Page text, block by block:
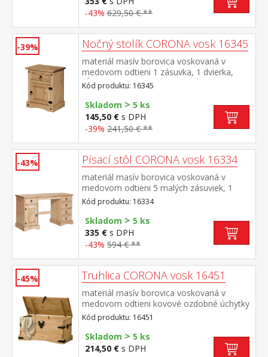
-43% 629,50 € **
-39% Nočný stolík CORONA vosk 16345
materiál masív borovica voskovaná v
medovom odtieni 1 zásuvka, 1 dvierka,
hĺbka zásuvky 30 cm, kovové ozdobné
úchytky možnosť montáže pántov na ľavú
aj pravú stranu súčasť zostavy Corona
Kód produktu: 16345
Skladom > 5 ks
145,50 € s DPH
-39% 241,50 € **
-43% Písací stôl CORONA vosk 16334
materiál masív borovica voskovaná v
medovom odtieni 5 malých zásuviek, 1
dvierka, kovové ozdobné úchytky súčasť
zostavy Corona
Kód produktu: 16334
Skladom > 5 ks
335 € s DPH
-43% 594 € **
-45% Truhlica CORONA vosk 16451
materiál masív borovica voskovaná v
medovom odtieni kovové ozdobné úchytky
a petlica súčasť zostavy Corona
Kód produktu: 16451
Skladom > 5 ks
214,50 € s DPH